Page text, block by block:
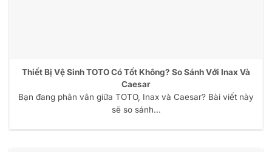
Thiết Bị Vệ Sinh TOTO Có Tốt Không? So Sánh Với Inax Và
Caesar
Bạn đang phân vân giữa TOTO, Inax và Caesar? Bài viết này
sẽ so sánh...